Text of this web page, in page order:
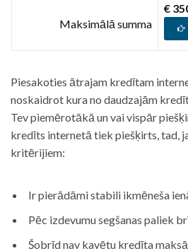
Maksimālā summa
€
Piesakoties ātrajam kredītam
noskaidrot kura no daudzajām
Tev piemērotākā un vai vispār
kredīts internetā tiek piešķirts, tad,
kritērijiem:
Ir pierādāmi stabili ikmēneša
Pēc izdevumu segšanas paliek
Šobrīd nav kavētu kredīta